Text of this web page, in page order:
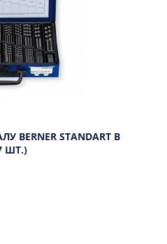
BERNER STANDART В
ШТ.)